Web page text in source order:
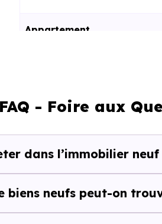
Appartement
Ces prix varient selon la
Le parc résidentiel de
résidences secondaires.
Avec 51.8 % de
FAQ - Foire aux
dans l’immobilier
biens neufs peut-on